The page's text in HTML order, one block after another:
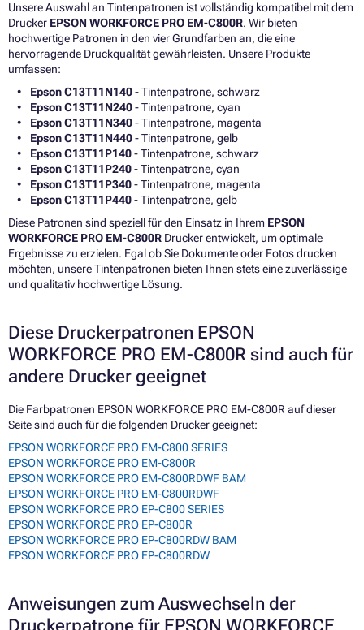
Unsere Auswahl an Tintenpatronen ist vollständig kompatibel mit dem
Drucker EPSON WORKFORCE PRO EM-C800R. Wir bieten
hochwertige Patronen in den vier Grundfarben an, die eine
hervorragende Druckqualität gewährleisten. Unsere Produkte
umfassen:
Epson C13T11N140- Tintenpatrone, schwarz
Epson C13T11N240- Tintenpatrone, cyan
Epson C13T11N340- Tintenpatrone, magenta
Epson C13T11N440- Tintenpatrone, gelb
Epson C13T11P140- Tintenpatrone, schwarz
Epson C13T11P240- Tintenpatrone, cyan
Epson C13T11P340- Tintenpatrone, magenta
Epson C13T11P440- Tintenpatrone, gelb
Diese Patronen sind speziell für den Einsatz in Ihrem EPSON
WORKFORCE PRO EM-C800R Drucker entwickelt, um optimale
Ergebnisse zu erzielen. Egal ob Sie Dokumente oder Fotos drucken
möchten, unsere Tintenpatronen bieten Ihnen stets eine zuverlässige
und qualitativ hochwertige Lösung.
Diese Druckerpatronen EPSON
WORKFORCE PRO EM-C800R sind auch für
andere Drucker geeignet
Die Farbpatronen EPSON WORKFORCE PRO EM-C800R auf dieser
Seite sind auch für die folgenden Drucker geeignet:
EPSON WORKFORCE PRO EM-C800 SERIES
EPSON WORKFORCE PRO EM-C800R
EPSON WORKFORCE PRO EM-C800RDWF BAM
EPSON WORKFORCE PRO EM-C800RDWF
EPSON WORKFORCE PRO EP-C800 SERIES
EPSON WORKFORCE PRO EP-C800R
EPSON WORKFORCE PRO EP-C800RDW BAM
EPSON WORKFORCE PRO EP-C800RDW
Anweisungen zum Auswechseln der
Druckerpatrone für EPSON WORKFORCE